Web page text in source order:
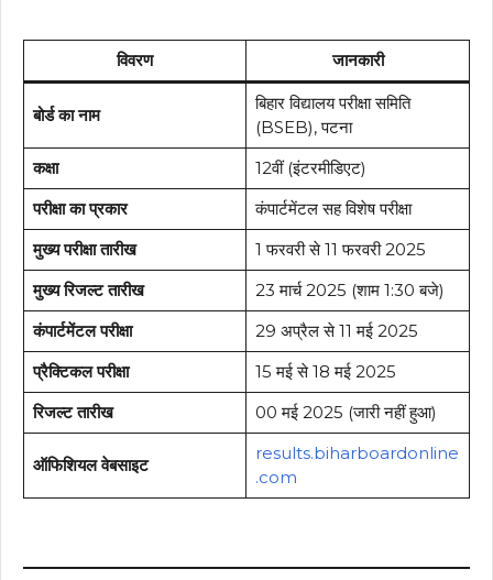
विवरण जानकारी
बोर्ड का नाम
बिहार विद्यालय परीक्षा समिति
(BSEB), पटना
कक्षा
12वीं (इंटरमीडिएट)
परीक्षा का प्रकार
कंपार्टमेंटल सह विशेष परीक्षा
मुख्य परीक्षा तारीख
1 फरवरी से 11 फरवरी 2025
मुख्य रिजल्ट तारीख
23 मार्च 2025 (शाम 1:30 बजे)
कंपार्टमेंटल परीक्षा
29 अप्रैल से 11 मई 2025
प्रैक्टिकल परीक्षा
15 मई से 18 मई 2025
रिजल्ट तारीख
00 मई 2025 (जारी नहीं हुआ)
ऑफिशियल वेबसाइट
results.biharboardonline
.com